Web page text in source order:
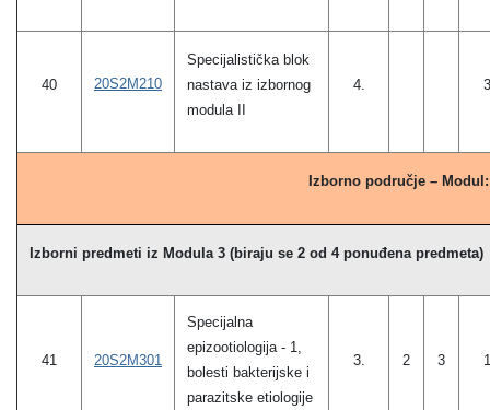
40 20S2M210
Specijalistička blok
nastava iz izbornog
modula II
4. 3
Izborno područje –
Izborni predmeti iz Modula 3 (biraju se 2 od 4 ponuđena predmeta)
41 20S2M301
Specijalna
epizootiologija - 1,
bolesti bakterijske i
parazitske etiologije
3. 2 3 1